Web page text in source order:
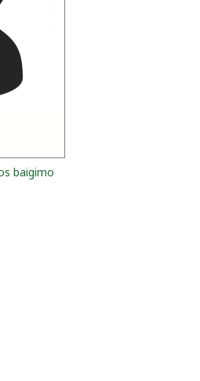
baigimo